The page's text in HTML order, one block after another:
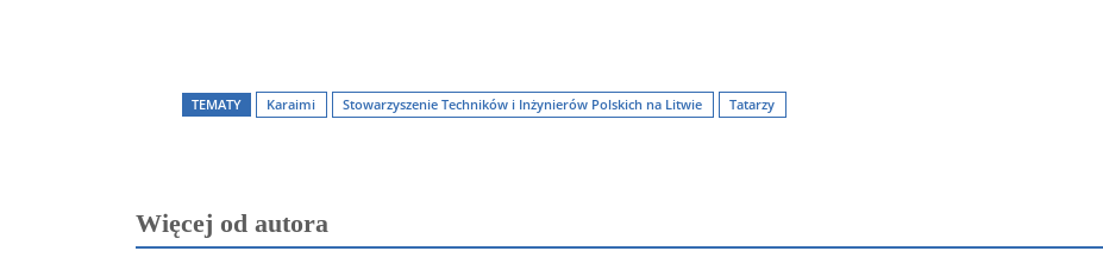
TEMATY Karaimi Stowarzyszenie Techników i Inżynierów Polskich na Litwie Tatarzy
Więcej od autora